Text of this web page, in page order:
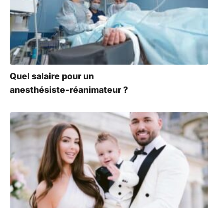
i
v
e
:
Quel salaire pour un
anesthésiste‑réanimateur ?